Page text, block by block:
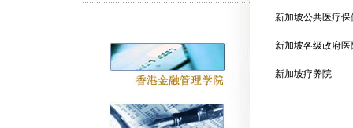
新加坡公共医疗保
新加坡各级政府医
新加坡疗养院